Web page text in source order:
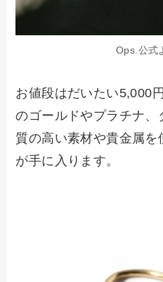
Ops.公式
お値段はだいたい5,000
のゴールドやプラチナ、
質の高い素材や貴金属を
が手に入ります。